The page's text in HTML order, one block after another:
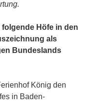
Höfe in den
als
Bundeslands
König den
in Baden-